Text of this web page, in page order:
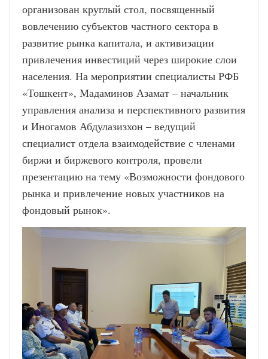
организован круглый стол, посвященный
вовлечению субъектов частного сектора в
развитие рынка капитала, и активизации
привлечения инвестиций через широкие слои
населения. На мероприятии специалисты РФБ
«Тошкент», Мадаминов Азамат – начальник
управления анализа и перспективного развития
и Иногамов Абдулазизхон – ведущий
специалист отдела взаимодействие с членами
биржи и биржевого контроля, провели
презентацию на тему «Возможности фондового
рынка и привлечение новых участников на
фондовый рынок».